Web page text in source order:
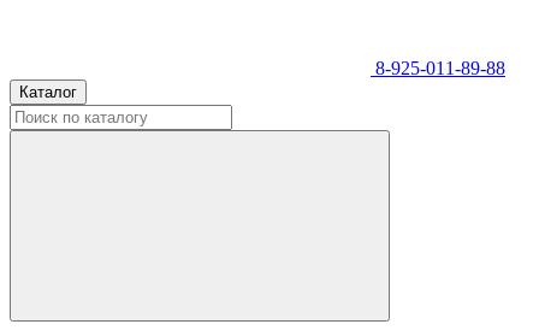
8-925-011-89-88
Каталог